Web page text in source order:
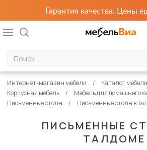
Гарантия качества. Цены
ПИСЬМЕННЫЕ
ТАЛДОМЕ
Интернет-магазин мебели
Каталог мебели
Корпусная мебель
Мебель для домашнего
Письменные столы
Письменные столы в